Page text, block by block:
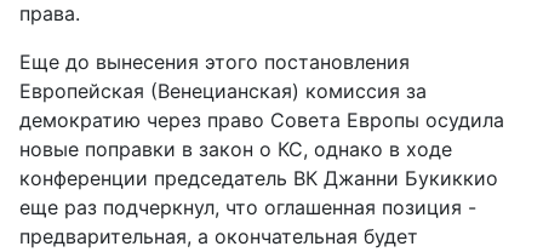
права.
Еще до вынесения этого постановления
Европейская (Венецианская) комиссия за
демократию через право Совета Европы осудила
новые поправки в закон о КС, однако в ходе
конференции председатель ВК Джанни Букиккио
еще раз подчеркнул, что оглашенная позиция -
предварительная, а окончательная будет